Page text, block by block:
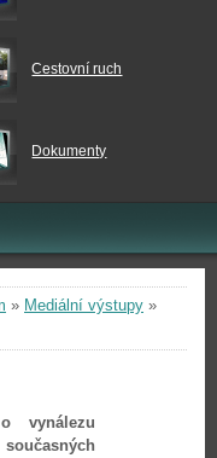
Cestovní ruch
Dokumenty
» Mediální výstupy »
vynálezu